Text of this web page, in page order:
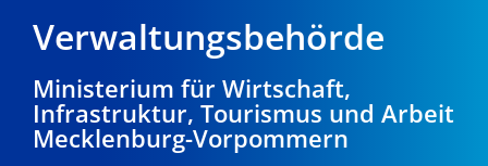
Verwaltungsbehörde
Ministerium für Wirtschaft,
Infrastruktur, Tourismus und Arbeit
Mecklenburg-Vorpommern